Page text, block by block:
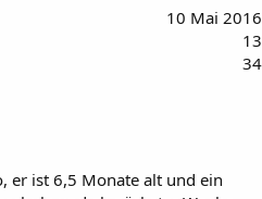
10 Mai 2016
13
34
er ist 6,5 Monate alt und ein